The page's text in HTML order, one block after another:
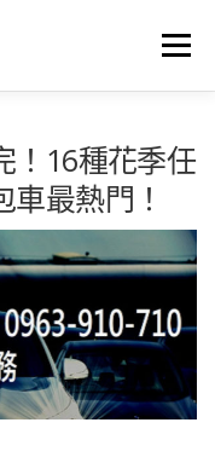
選單
！16種花季任
最熱門！